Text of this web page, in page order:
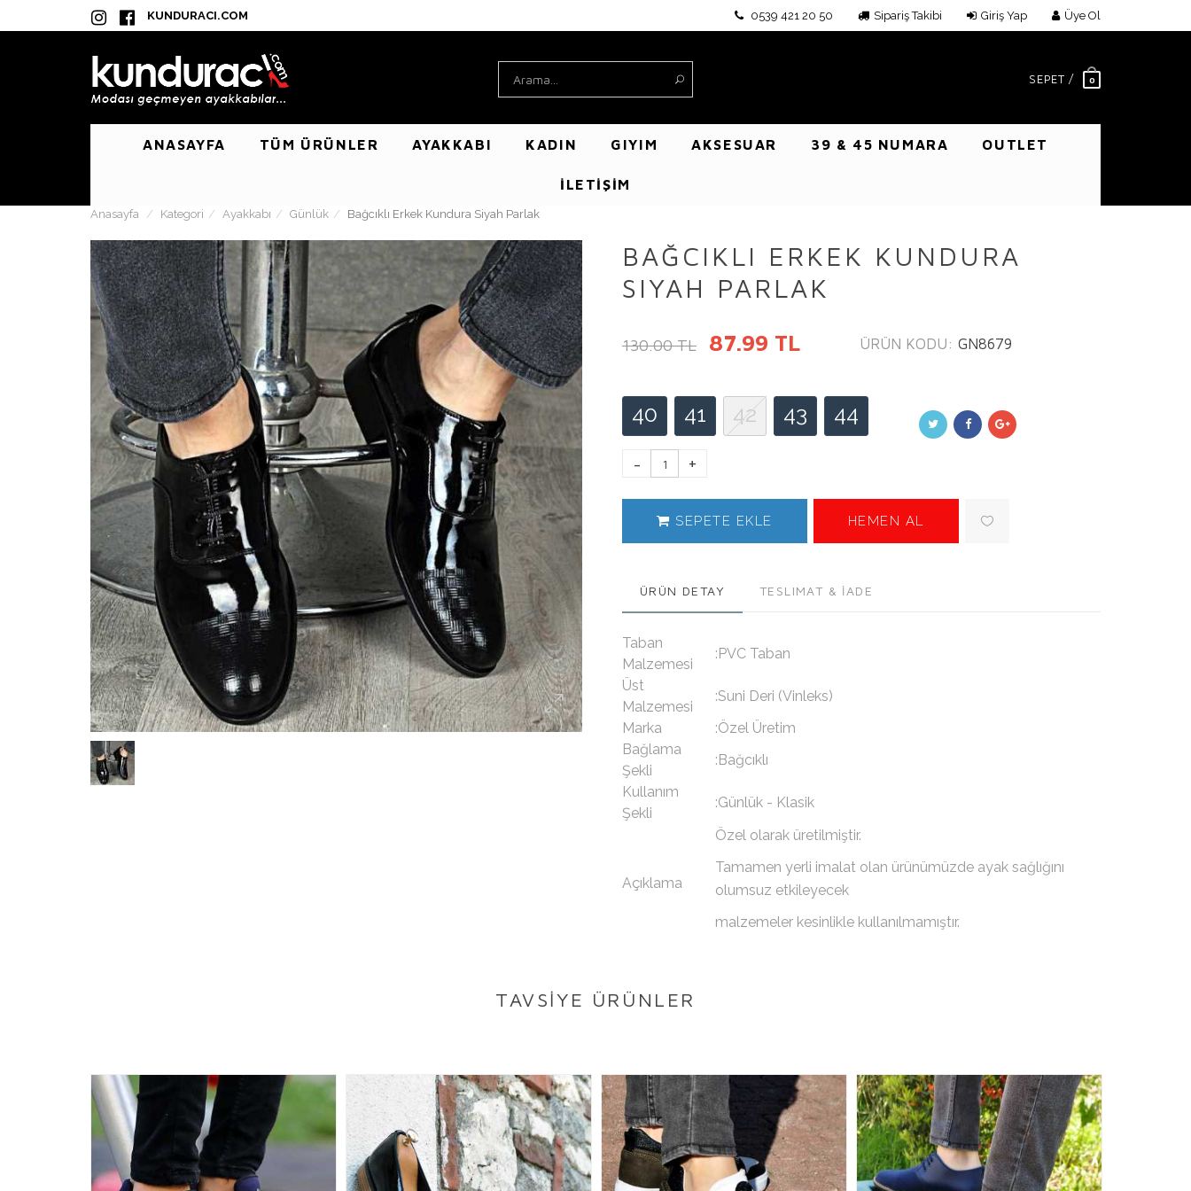
KUNDURACI.COM 0539 421 20 50 Sipariş Takibi Giriş Yap Üye Ol
0
SEPET /
ANASAYFA TÜM ÜRÜNLER AYAKKABI KADIN GIYIM AKSESUAR 39 & 45 NUMARA OUTLET
İLETİŞİM
Anasayfa Kategori Ayakkabı Günlük Bağcıklı Erkek Kundura Siyah Parlak
BAĞCIKLI ERKEK KUNDURA
SIYAH PARLAK
130.00 TL 87.99 TL ÜRÜN KODU: GN8679
40 41 42 43 44
SEPETE EKLE HEMEN AL
ÜRÜN DETAY TESLIMAT & İADE
Taban
Malzemesi
:PVC Taban
Üst
Malzemesi
:Suni Deri (Vinleks)
Marka
:Özel Üretim
Bağlama
Şekli
:Bağcıklı
Kullanım
Şekli
:Günlük - Klasik
Açıklama
Özel olarak üretilmiştir.
Tamamen yerli imalat olan ürünümüzde ayak sağlığını
olumsuz etkileyecek
malzemeler kesinlikle kullanılmamıştır.
TAVSİYE ÜRÜNLER